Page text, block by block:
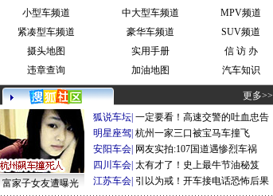
小型车频道
中大型车频道
MPV频道
紧凑型车频道
豪华车频道
SUV频道
摄头地图
实用手册
信 访 办
违章查询
加油地图 汽车知识
更多>>
富家子女友遭曝光
狐说车坛 一定要看！高速交警的吐血忠告
明星座驾 杭州一家三口被宝马车撞飞
安阳车会 网友实拍:107国道遇惨烈车祸
四川车会 太有才了！史上最牛节油秘笈
江苏车会 引以为戒！开车接电话恐怖后果